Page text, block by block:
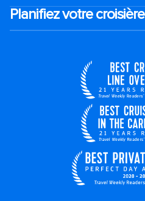
Planifiez votre croisière